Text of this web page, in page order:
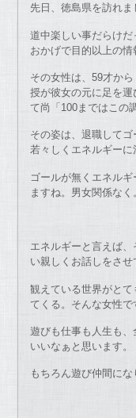
先日、徳島県を訪れま
道中楽しい事だらけ
おかげで目的以上の情
その女性は、59才か
授が彼女の元に足を
て尚「100まではこの
その姿は、退職して
若々しくエネルギーに
ゴールが無くエネル
ますね。男女関係なく
エネルギーと言えば
い親しくお話しをさせ
観えている世界がと
てくる。そんな女性で
遊びも仕事も人生も
いいなぁと思います。
もちろん遊び仲間に